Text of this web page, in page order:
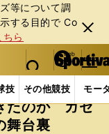
等について調
する⽬的で Co
ら
閉じ
る
web Sportiva (webスポルティーバ)
検索
マイペ
ー
ジ
メニュ
技 その他競技 モー
海外サッカー
たのか ガゼ
舞台裏